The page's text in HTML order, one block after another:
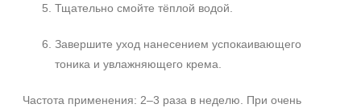
Тщательно смойте тёплой водой.
Завершите уход нанесением успокаивающего
тоника и увлажняющего крема.
Частота применения: 2–3 раза в неделю. При очень